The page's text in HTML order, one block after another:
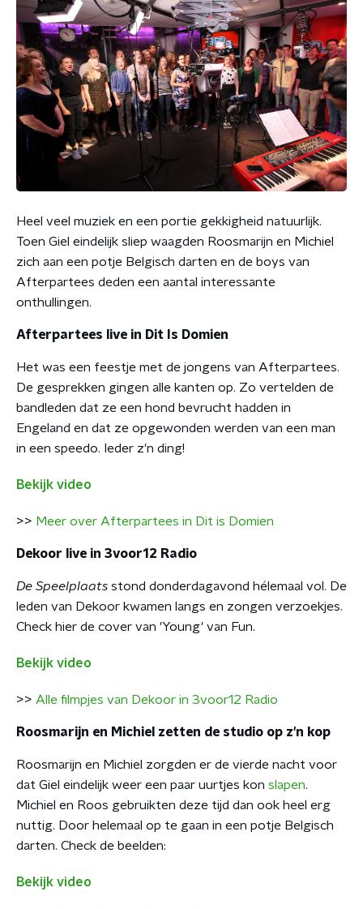
Heel veel muziek en een portie gekkigheid natuurlijk.
Toen Giel eindelijk sliep waagden Roosmarijn en Michiel
zich aan een potje Belgisch darten en de boys van
Afterpartees deden een aantal interessante
onthullingen.
Afterpartees live in Dit Is Domien
Het was een feestje met de jongens van Afterpartees.
De gesprekken gingen alle kanten op. Zo vertelden de
bandleden dat ze een hond bevrucht hadden in
Engeland en dat ze opgewonden werden van een man
in een speedo. Ieder z'n ding!
Bekijk video
>> Meer over Afterpartees in Dit is Domien
Dekoor live in 3voor12 Radio
De Speelplaats stond donderdagavond hélemaal vol. De
leden van Dekoor kwamen langs en zongen verzoekjes.
Check hier de cover van 'Young' van Fun.
Bekijk video
>> Alle filmpjes van Dekoor in 3voor12 Radio
Roosmarijn en Michiel zetten de studio op z'n kop
Roosmarijn en Michiel zorgden er de vierde nacht voor
dat Giel eindelijk weer een paar uurtjes kon slapen.
Michiel en Roos gebruikten deze tijd dan ook heel erg
nuttig. Door helemaal op te gaan in een potje Belgisch
darten. Check de beelden:
Bekijk video